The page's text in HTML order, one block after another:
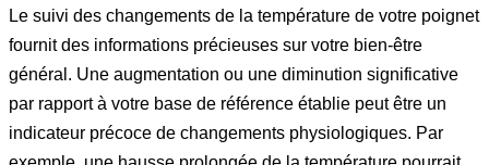
Le suivi des changements de la température de votre poignet
fournit des informations précieuses sur votre bien-être
général. Une augmentation ou une diminution significative
par rapport à votre base de référence établie peut être un
indicateur précoce de changements physiologiques. Par